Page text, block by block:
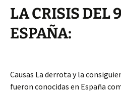
LA CRISIS DEL
ESPAÑA:
Causas La derrota y la
fueron conocidas en España